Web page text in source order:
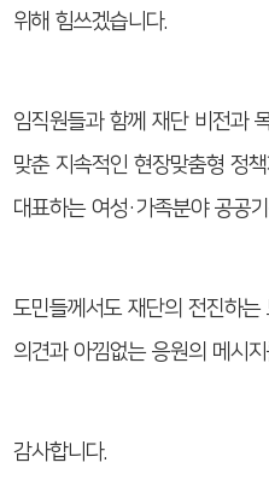
위해 힘쓰겠습니다.
임직원들과 함께 재단 비전과
맞춘 지속적인 현장맞춤형 정
대표하는 여성·가족분야 공공
도민들께서도 재단의 전진하
의견과 아낌없는 응원의 메시
감사합니다.